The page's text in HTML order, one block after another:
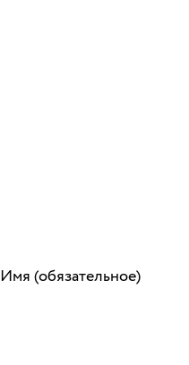
Имя (обязательное)